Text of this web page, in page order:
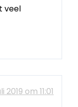
veel
2019 om 11:01